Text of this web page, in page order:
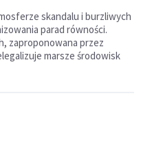
skandalu i burzliwych
parad równości.
zaproponowana przez
marsze środowisk